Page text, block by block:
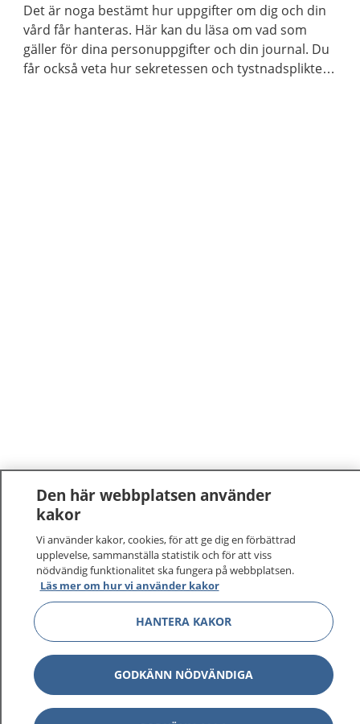
Det är noga bestämt hur uppgifter om dig och din
vård får hanteras. Här kan du läsa om vad som
gäller för dina personuppgifter och din journal. Du
får också veta hur sekretessen och tystnadsplikten
Den här webbplatsen använder
kakor
Vi använder kakor, cookies, för att ge dig en förbättrad
upplevelse, sammanställa statistik och för att viss
nödvändig funktionalitet ska fungera på webbplatsen.
Läs mer om hur vi använder kakor
HANTERA KAKOR
GODKÄNN NÖDVÄNDIGA